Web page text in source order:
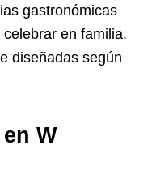
gastronómicas
en familia.
diseñadas según
W